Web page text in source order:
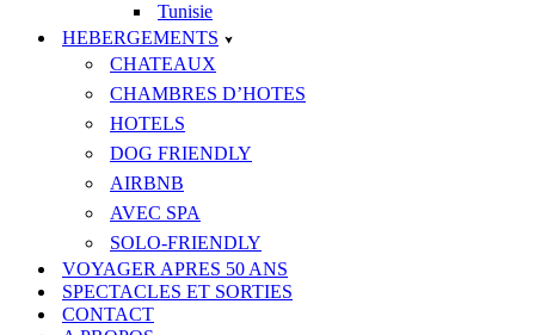
Tunisie
HEBERGEMENTS
CHATEAUX
CHAMBRES D’HOTES
HOTELS
DOG FRIENDLY
AIRBNB
AVEC SPA
SOLO-FRIENDLY
VOYAGER APRES 50 ANS
SPECTACLES ET SORTIES
CONTACT